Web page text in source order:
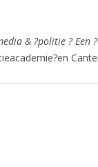
& ?politie ? Een